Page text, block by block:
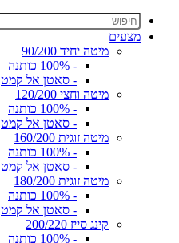
מצעים
מיטה יחיד 90/200
- 100% כותנה
- סאטן אל קמט
מיטה וחצי 120/200
- 100% כותנה
- סאטן אל קמט
מיטה זוגית 160/200
- 100% כותנה
- סאטן אל קמט
מיטה זוגית 180/200
- 100% כותנה
- סאטן אל קמט
קינג סייז 200/220
- 100% כותנה